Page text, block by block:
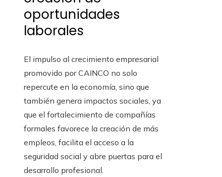
oportunidades
laborales
El impulso al crecimiento empresarial
promovido por CAINCO no solo
repercute en la economía, sino que
también genera impactos sociales, ya
que el fortalecimiento de compañías
formales favorece la creación de más
empleos, facilita el acceso a la
seguridad social y abre puertas para el
desarrollo profesional.